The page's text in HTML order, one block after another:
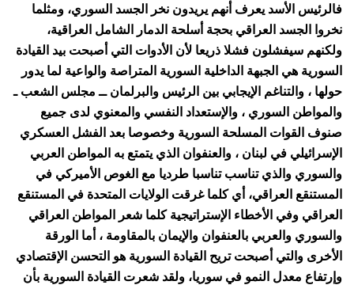
فالرئيس الأسد يعرف أنهم يريدون نخر الجسد السوري، ومثلما
نخروا الجسد العراقي بحجة أسلحة الدمار الشامل العراقية،
ولكنهم سيفشلون فشلا ذريعا لأن الأدوات التي أصبحت بيد القيادة
السورية هي الجبهة الداخلية السورية المتراصة والواعية لما يدور
حولها ، والتناغم الإيجابي بين الرئيس والبرلمان ــ مجلس الشعب ـ
والمواطن السوري ، والإستعداد النفسي والمعنوي لدى جميع
صنوف القوات المسلحة السورية وخصوصا بعد الفشل العسكري
الإسرائيلي في لبنان ، والعنفوان الذي يتمتع به المواطن العربي
والسوري والذي تناسب تناسبا طرديا مع الغوص الأميركي في
المستنقع العراقي، أي كلما غرقت الولايات المتحدة في المستنقع
العراقي وفي الأخطاء الإستراتيجية كلما شعر المواطن العراقي
والسوري والعربي بالعنفوان والإيمان بالمقاومة ، أما الورقة
الأخرى والتي أصبحت تريح القيادة السورية هو التحسن الإقتصادي
وإرتفاع معدل النمو في سوريا، ولقد شعرت القيادة السورية بأن